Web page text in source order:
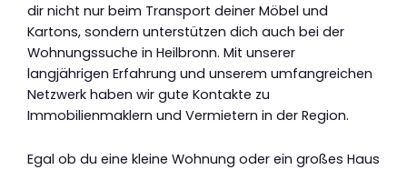
dir nicht nur beim Transport deiner Möbel und
Kartons, sondern unterstützen dich auch bei der
Wohnungssuche in Heilbronn. Mit unserer
langjährigen Erfahrung und unserem umfangreichen
Netzwerk haben wir gute Kontakte zu
Immobilienmaklern und Vermietern in der Region.
Egal ob du eine kleine Wohnung oder ein großes Haus